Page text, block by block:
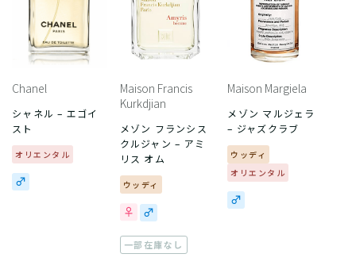
Chanel
シャネル – エゴイ
スト
オリエンタル
Maison Francis
Kurkdjian
メゾン フランシス
クルジャン – アミ
リス オム
ウッディ
一部在庫なし
Maison Margiela
メゾン マルジェラ
– ジャズクラブ
ウッディ
オリエンタル